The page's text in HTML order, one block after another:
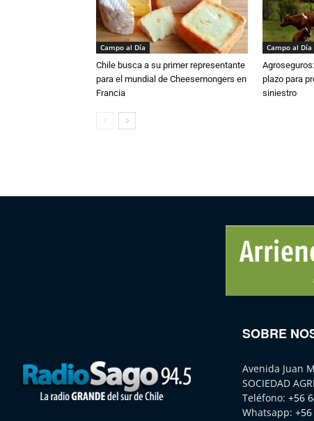
Campo al Día
Chile busca a su primer representante
para el mundial de Cheesemongers en
Francia
Campo al Día
plazo para
siniestro
SOBRE
Avenida Juan
SOCIEDAD
Teléfono: +56
Whatsapp: